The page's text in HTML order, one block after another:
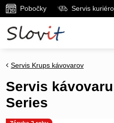
Pobočky Servis
Servis Krups kávovarov
Servis
Series